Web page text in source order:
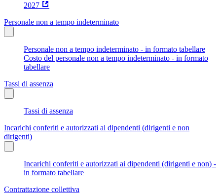
2027
Personale non a tempo indeterminato
Personale non a tempo indeterminato - in formato tabellare
Costo del personale non a tempo indeterminato - in formato
tabellare
Tassi di assenza
Tassi di assenza
Incarichi conferiti e autorizzati ai dipendenti (dirigenti e non
dirigenti)
Incarichi conferiti e autorizzati ai dipendenti (dirigenti e non) -
in formato tabellare
Contrattazione collettiva